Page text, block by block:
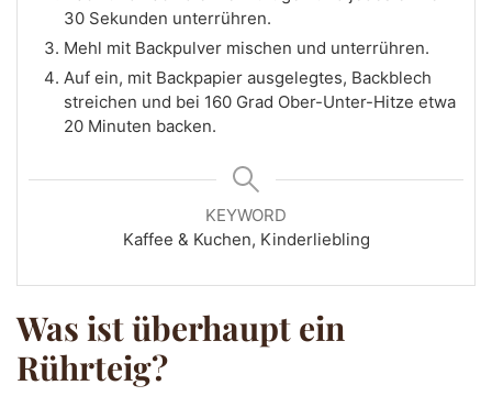
30 Sekunden unterrühren.
Mehl mit Backpulver mischen und unterrühren.
Auf ein, mit Backpapier ausgelegtes, Backblech
streichen und bei 160 Grad Ober-Unter-Hitze etwa
20 Minuten backen.
KEYWORD
Kaffee & Kuchen, Kinderliebling
Was ist überhaupt ein
Rührteig?